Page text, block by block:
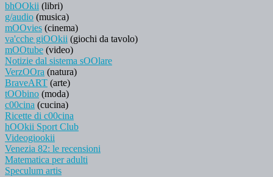
bhOOkii (libri)
g/audio (musica)
mOOvies (cinema)
va'cche giOOkii (giochi da tavolo)
mOOtube (video)
Notizie dal sistema sOOlare
VerzOOra (natura)
BraveART (arte)
tOObino (moda)
c00cina (cucina)
Ricette di c00cina
hOOkii Sport Club
Videogiookii
Venezia 82: le recensioni
Matematica per adulti
Speculum artis